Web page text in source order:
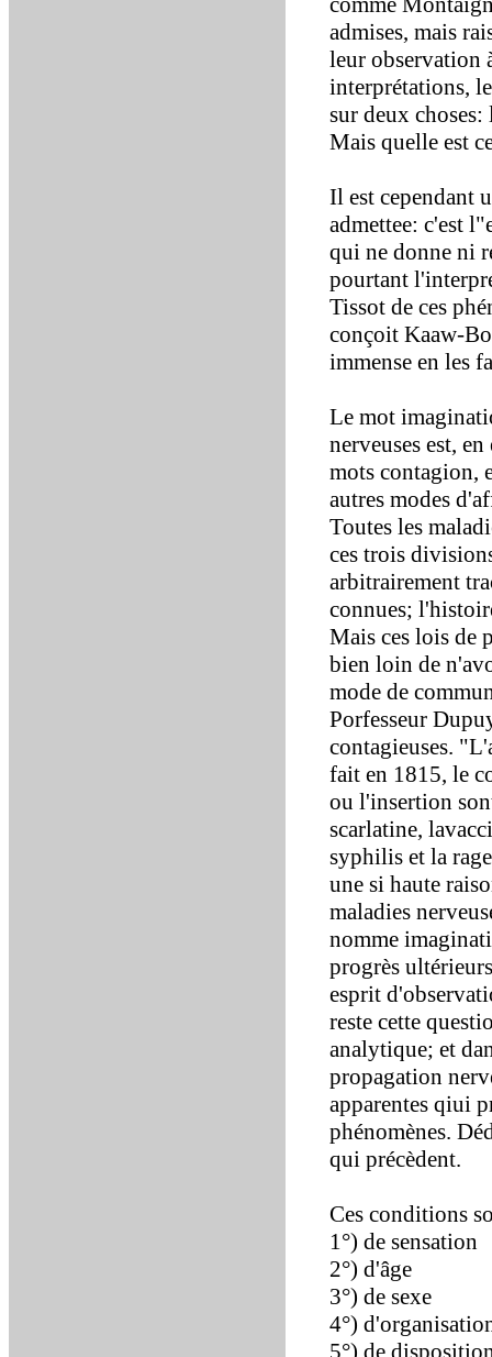
admises, mais
leur observation
interprétations,
sur deux choses:
Mais quelle est
Il est cependant
admettee: c'est
qui ne donne ni
pourtant
Tissot de ces
conçoit Kaaw-
immense en les
Le mot
nerveuses est,
mots contagion,
autres modes
Toutes les
ces trois
arbitrairement
connues;
Mais ces lois de
bien loin de
mode de
Porfesseur
contagieuses.
fait en 1815, le
ou l'insertion
scarlatine,
syphilis et la
une si haute
maladies
nomme
progrès
esprit
reste cette
analytique; et
propagation
apparentes qiui
phénomènes.
qui précèdent.
Ces conditions
1°) de sensation
2°) d'âge
3°) de sexe
4°)
5°) de